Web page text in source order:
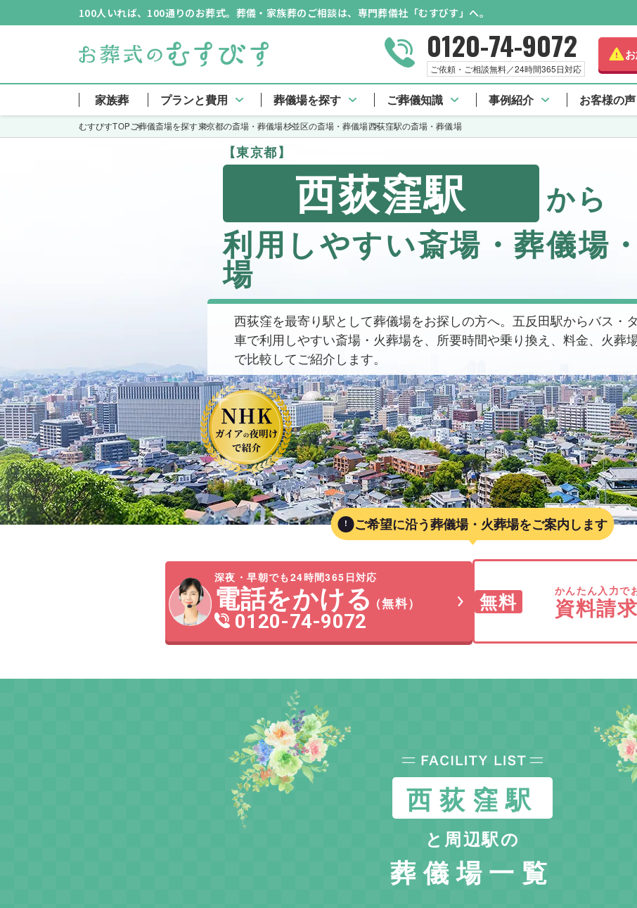
100人いれば、100通りのお葬式。葬儀・家族葬のご相談は、専門葬儀社「むすびす」へ。
0120-74-9072
ご依頼・ご相談無料／24時間365日対応
家族葬 プランと費用 葬儀場を探す ご葬儀知識 事例紹介 お客様の声
むすびすTOPご葬儀斎場を探す東京都の斎場・葬儀場杉並区の斎場・葬儀場西荻窪駅の斎場・葬儀場
【東京都】
西荻窪駅 から
利用しやすい斎場・葬儀場
場
西荻窪を最寄り駅として葬儀場をお探しの方へ。五反田駅からバス・
車で利用しやすい斎場・火葬場を、所要時間や乗り換え、料金、火葬
で比較してご紹介します。
ご希望に沿う葬儀場・火葬場をご案内します
深夜・早朝でも24時間365日対応
電話をかける （無料）
0120-74-9072
無料 かんたん入力で
資料請
西荻窪駅
と周辺駅の
葬儀場一覧